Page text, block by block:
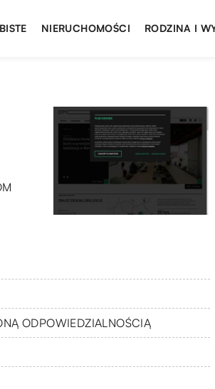
NIERUCHOMOŚCI RODZINA I
ODPOWIEDZIALNOŚCIĄ